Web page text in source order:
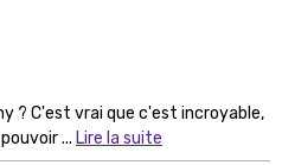
? C'est vrai que c'est incroyable,
... Lire la suite